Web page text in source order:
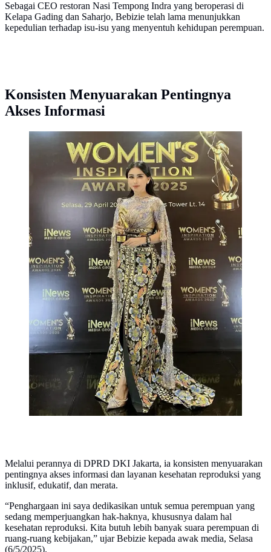
Sebagai CEO restoran Nasi Tempong Indra yang beroperasi di
Kelapa Gading dan Saharjo, Bebizie telah lama menunjukkan
kepedulian terhadap isu-isu yang menyentuh kehidupan perempuan.
Konsisten Menyuarakan Pentingnya
Akses Informasi
Bebizie saat jadi pemenang kategori Woman in
Advocation dalam Women’s Inspiration Awards 2025.
(IST/Via Hernowo Anggie)
Melalui perannya di DPRD DKI Jakarta, ia konsisten menyuarakan
pentingnya akses informasi dan layanan kesehatan reproduksi yang
inklusif, edukatif, dan merata.
“Penghargaan ini saya dedikasikan untuk semua perempuan yang
sedang memperjuangkan hak-haknya, khususnya dalam hal
kesehatan reproduksi. Kita butuh lebih banyak suara perempuan di
ruang-ruang kebijakan,” ujar Bebizie kepada awak media, Selasa
(6/5/2025).